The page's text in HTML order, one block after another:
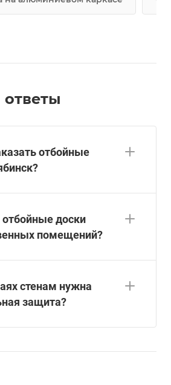
отбойные
доски
помещений?
стенам нужна
защита?